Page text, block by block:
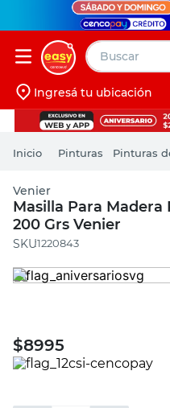
Buscar
Iniciá sesión
Ingresá tu ubicación
Pinturas Pinturas
Venier
Masilla Para Madera
200 Grs Venier
:1220843
$8995
muebles
pintura
escritorio
puertas
placard